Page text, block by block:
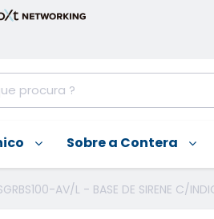
Sobre a Contera
AV/L - BASE DE SIRENE C/